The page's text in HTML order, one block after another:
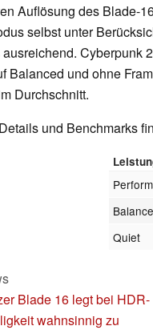
Auflösung des Blade-
selbst unter
ausreichend. Cyberpunk
Balanced und ohne
Durchschnitt.
und Benchmarks
Quiet
Blade 16 legt bei HDR-
wahnsinnig zu